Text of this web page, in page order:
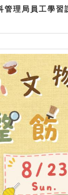
管理局員工學